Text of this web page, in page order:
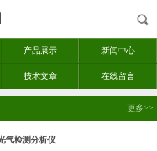
产品展示 新闻中心
技术文章 在线留言
更多>>
气检测分析仪